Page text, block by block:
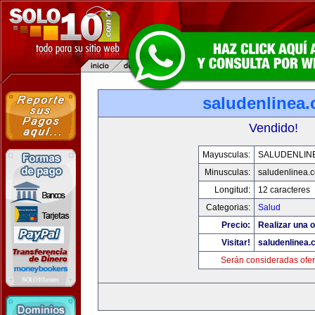
Vendido!
Mayusculas:
Minusculas:
Longitud:
12 caracteres
Categorias:
Salud
Precio:
Realizar una
Visitar!
Serán consideradas